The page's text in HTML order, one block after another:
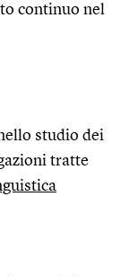
continuo nel
studio dei
tratte